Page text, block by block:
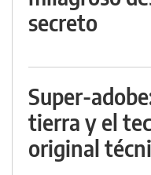
secreto
Super-
tierra y el
original